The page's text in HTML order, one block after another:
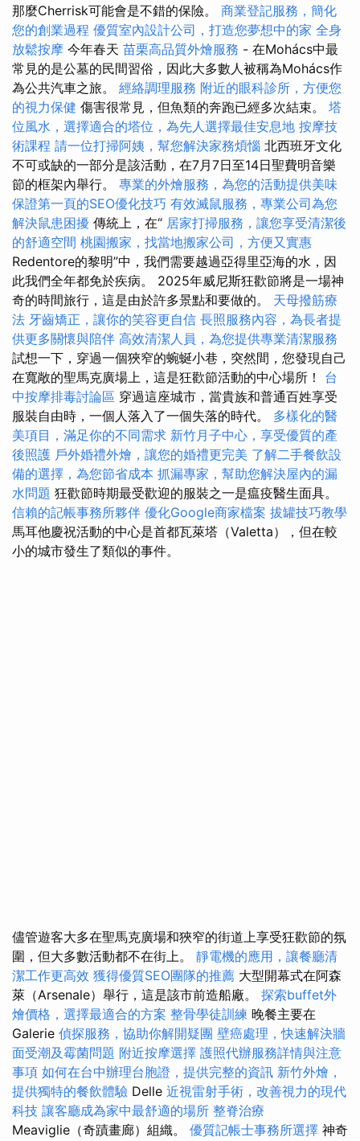
那麼Cherrisk可能會是不錯的保險。 商業登記服務，簡化
您的創業過程 優質室內設計公司，打造您夢想中的家 全身
放鬆按摩 今年春天 苗栗高品質外燴服務 - 在Mohács中最
常見的是公墓的民間習俗，因此大多數人被稱為Mohács作
為公共汽車之旅。 經絡調理服務 附近的眼科診所，方便您
的視力保健 傷害很常見，但魚類的奔跑已經多次結束。 塔
位風水，選擇適合的塔位，為先人選擇最佳安息地 按摩技
術課程 請一位打掃阿姨，幫您解決家務煩惱 北西班牙文化
不可或缺的一部分是該活動，在7月7日至14日聖費明音樂
節的框架內舉行。 專業的外燴服務，為您的活動提供美味
保證第一頁的SEO優化技巧 有效滅鼠服務，專業公司為您
解決鼠患困擾 傳統上，在“ 居家打掃服務，讓您享受清潔後
的舒適空間 桃園搬家，找當地搬家公司，方便又實惠
Redentore的黎明”中，我們需要越過亞得里亞海的水，因
此我們全年都免於疾病。 2025年威尼斯狂歡節將是一場神
奇的時間旅行，這是由於許多景點和要做的。 天母撥筋療
法 牙齒矯正，讓你的笑容更自信 長照服務內容，為長者提
供更多關懷與陪伴 高效清潔人員，為您提供專業清潔服務
試想一下，穿過​​一個狹窄的蜿蜒小巷，突然間，您發現自己
在寬敞的聖馬克廣場上，這是狂歡節活動的中心場所！ 台
中按摩排毒討論區 穿過這座城市，當貴族和普通百姓享受
服裝自由時，一個人落入了一個失落的時代。 多樣化的醫
美項目，滿足你的不同需求 新竹月子中心，享受優質的產
後照護 戶外婚禮外燴，讓您的婚禮更完美 了解二手餐飲設
備的選擇，為您節省成本 抓漏專家，幫助您解決屋內的漏
水問題 狂歡節時期最受歡迎的服裝之一是瘟疫醫生面具。
信賴的記帳事務所夥伴 優化Google商家檔案 拔罐技巧教學
馬耳他慶祝活動的中心是首都瓦萊塔（Valetta），但在較
小的城市發生了類似的事件。
儘管遊客大多在聖馬克廣場和狹窄的街道上享受狂歡節的氛
圍，但大多數活動都不在街上。 靜電機的應用，讓餐廳清
潔工作更高效 獲得優質SEO團隊的推薦 大型開幕式在阿森
萊（Arsenale）舉行，這是該市前造船廠。 探索buffet外
燴價格，選擇最適合的方案 整骨學徒訓練 晚餐主要在
Galerie 偵探服務，協助你解開疑團 壁癌處理，快速解決牆
面受潮及霉菌問題 附近按摩選擇 護照代辦服務詳情與注意
事項 如何在台中辦理台胞證，提供完整的資訊 新竹外燴，
提供獨特的餐飲體驗 Delle 近視雷射手術，改善視力的現代
科技 讓客廳成為家中最舒適的場所 整脊治療
Meaviglie（奇蹟畫廊）組織。 優質記帳士事務所選擇 神奇